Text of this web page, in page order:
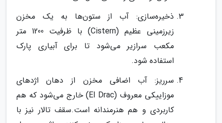
ذخیره‌سازی: آب از ستون‌ها به یک مخزن
زیرزمینی عظیم (Cistern) با ظرفیت 1200 متر
مکعب سرازیر می‌شود تا برای آبیاری پارک
استفاده شود.
سرریز: آب اضافی مخزن از دهان اژدهای
موزاییکی معروف (El Drac) خارج می‌شود که هم
کاربردی و هم هنرمندانه است.سقف تالار نیز با